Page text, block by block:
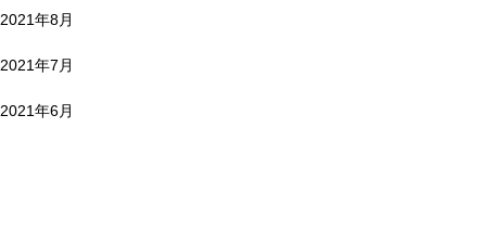
2021年8月
2021年7月
2021年6月